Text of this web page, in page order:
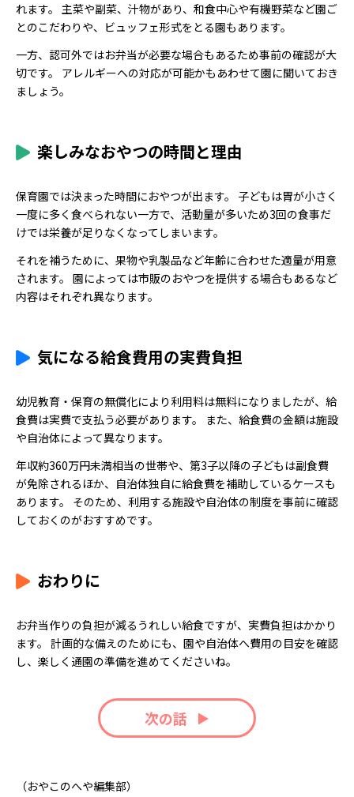
れます。 主菜や副菜、汁物があり、和食中心や有機野菜など園ご
とのこだわりや、ビュッフェ形式をとる園もあります。
一方、認可外ではお弁当が必要な場合もあるため事前の確認が大
切です。 アレルギーへの対応が可能かもあわせて園に聞いておき
ましょう。
楽しみなおやつの時間と理由
保育園では決まった時間におやつが出ます。 子どもは胃が小さく
一度に多く食べられない一方で、活動量が多いため3回の食事だ
けでは栄養が足りなくなってしまいます。
それを補うために、果物や乳製品など年齢に合わせた適量が用意
されます。 園によっては市販のおやつを提供する場合もあるなど
内容はそれぞれ異なります。
気になる給食費用の実費負担
幼児教育・保育の無償化により利用料は無料になりましたが、給
食費は実費で支払う必要があります。 また、給食費の金額は施設
や自治体によって異なります。
年収約360万円未満相当の世帯や、第3子以降の子どもは副食費
が免除されるほか、自治体独自に給食費を補助しているケースも
あります。 そのため、利用する施設や自治体の制度を事前に確認
しておくのがおすすめです。
おわりに
お弁当作りの負担が減るうれしい給食ですが、実費負担はかかり
ます。 計画的な備えのためにも、園や自治体へ費用の目安を確認
し、楽しく通園の準備を進めてくださいね。
次の話
（おやこのへや編集部）